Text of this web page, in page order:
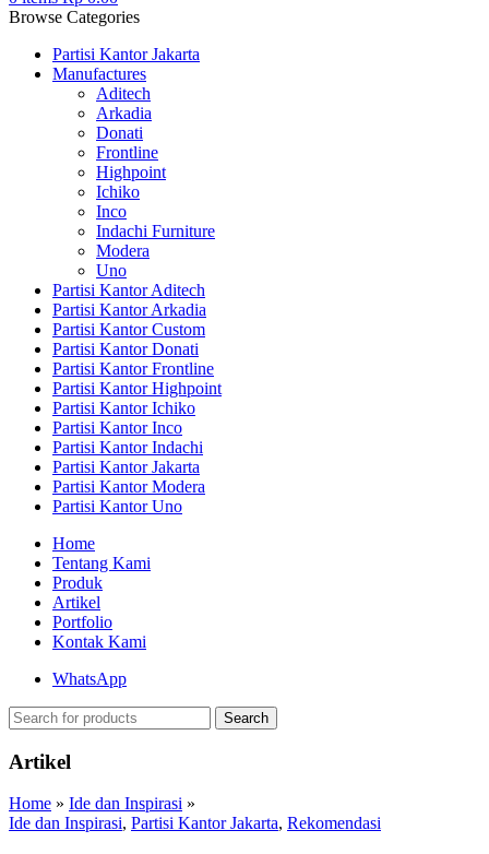
Browse Categories
Partisi Kantor Jakarta
Manufactures
Aditech
Arkadia
Donati
Frontline
Highpoint
Ichiko
Inco
Indachi Furniture
Modera
Uno
Partisi Kantor Aditech
Partisi Kantor Arkadia
Partisi Kantor Custom
Partisi Kantor Donati
Partisi Kantor Frontline
Partisi Kantor Highpoint
Partisi Kantor Ichiko
Partisi Kantor Inco
Partisi Kantor Indachi
Partisi Kantor Jakarta
Partisi Kantor Modera
Partisi Kantor Uno
Home
Tentang Kami
Produk
Artikel
Portfolio
Kontak Kami
WhatsApp
Search
Artikel
Home » Ide dan Inspirasi »
Ide dan Inspirasi, Partisi Kantor Jakarta, Rekomendasi